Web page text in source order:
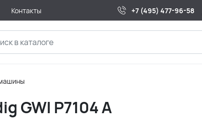
Контакты +7 (495) 477-96-58
GWI P7104 A